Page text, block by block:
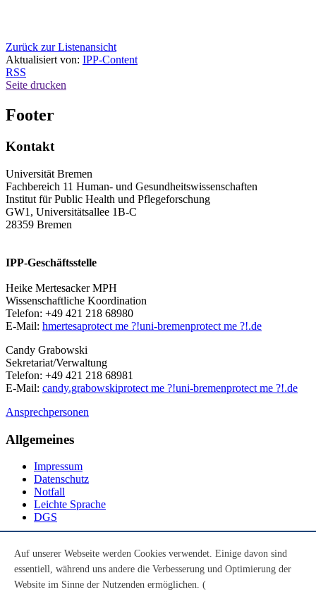
Zurück zur Listenansicht
Aktualisiert von: IPP-Content
RSS
Seite drucken
Footer
Kontakt
Universität Bremen
Fachbereich 11 Human- und Gesundheitswissenschaften
Institut für Public Health und Pflegeforschung
GW1, Universitätsallee 1B-C
28359 Bremen
IPP-Geschäftsstelle
Heike Mertesacker MPH
Wissenschaftliche Koordination
Telefon: +49 421 218 68980
E-Mail: hmertesaprotect me ?!uni-bremenprotect me ?!.de
Candy Grabowski
Sekretariat/Verwaltung
Telefon: +49 421 218 68981
E-Mail: candy.grabowskiprotect me ?!uni-bremenprotect me ?!.de
Ansprechpersonen
Allgemeines
Impressum
Datenschutz
Notfall
Leichte Sprache
DGS
Youtube
Instagram
Auf unserer Webseite werden Cookies verwendet. Einige davon sind
essentiell, während uns andere die Verbesserung und Optimierung der
Website im Sinne der Nutzenden ermöglichen. (